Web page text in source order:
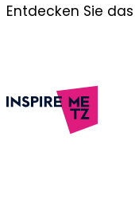
Entdecken Sie